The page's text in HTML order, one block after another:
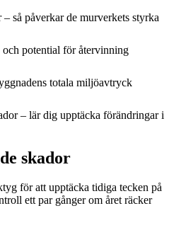
så påverkar de murverkets styrka
potential för återvinning
totala miljöavtryck
– lär dig upptäcka förändringar i
skador
för att upptäcka tidiga tecken på
ett par gånger om året räcker